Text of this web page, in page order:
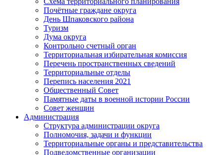
Почётные граждане округа
День Шпаковского района
Туризм
Дума округа
Контрольно счетный орган
Территориальная избирательная комиссия
Перечень пространственных сведений
Территориальные отделы
Перепись населения 2021
Общественный Совет
Памятные даты в военной истории России
Совет женщин
Администрация
Структура администрации округа
Полномочия, задачи и функции
Территориальные органы и представительства
Подведомственные организации